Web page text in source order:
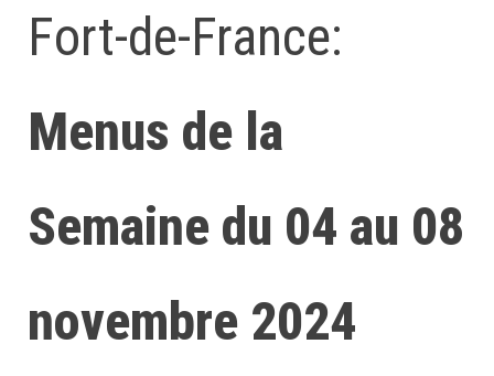
Fort-de-France:
Menus de la
Semaine du 04 au 08
novembre 2024